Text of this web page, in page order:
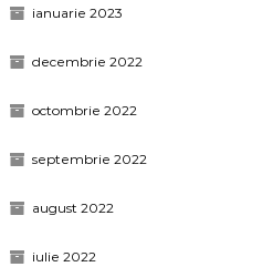
ianuarie 2023
decembrie 2022
octombrie 2022
septembrie 2022
august 2022
iulie 2022